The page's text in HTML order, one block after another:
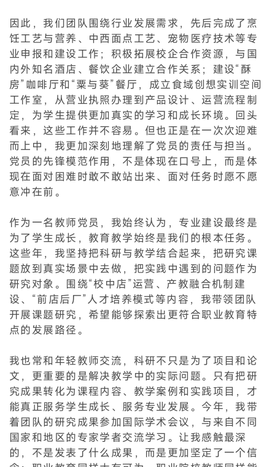
因此，我们团队围绕行业发展需求，先后完成了烹
饪工艺与营养、中西面点工艺、宠物医疗技术等专
业申报和建设工作；积极拓展校企合作资源，与国
内外知名酒店、餐饮企业建立合作关系；建设“酥
房”咖啡厅和“粟与葵”餐厅，成立食域创想实训空间
工作室，从营业执照办理到产品设计、运营流程制
定，为学生提供更加真实的学习和成长环境。回头
看来，这些工作并不容易。但也正是在一次次迎难
而上中，我更加深刻地理解了党员的责任与担当。
党员的先锋模范作用，不是体现在口号上，而是体
现在面对困难时敢不敢站出来、面对任务时愿不愿
意冲在前。
作为一名教师党员，我始终认为，专业建设最终是
为了学生成长，教育教学始终是我们的根本任务。
这些年，我坚持把科研与教学结合起来，把研究课
题放到真实场景中去做，把实践中遇到的问题作为
研究对象。围绕“校中店”运营、产教融合机制建
设、“前店后厂”人才培养模式等内容，我带领团队
开展课题研究，希望能够探索出更符合职业教育特
点的发展路径。
我也常和年轻教师交流，科研不只是为了项目和论
文，更重要的是解决教学中的实际问题。只有把研
究成果转化为课程内容、教学案例和实践项目，才
能真正服务学生成长、服务专业发展。今年，我带
着团队的研究成果参加国际学术会议，与来自不同
国家和地区的专家学者交流学习。让我感触最深
的，不是发表了什么成果，而是更加坚定了一个信